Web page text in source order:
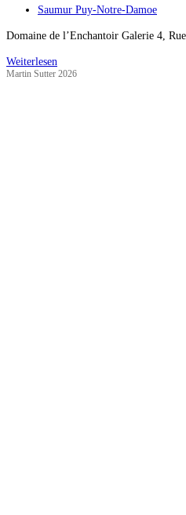
Beitrags-
Saumur Puy-Notre-Damoe
Domaine de l’Enchantoir Galerie 4,
Weiterlesen
de
Martin Sutter 2026